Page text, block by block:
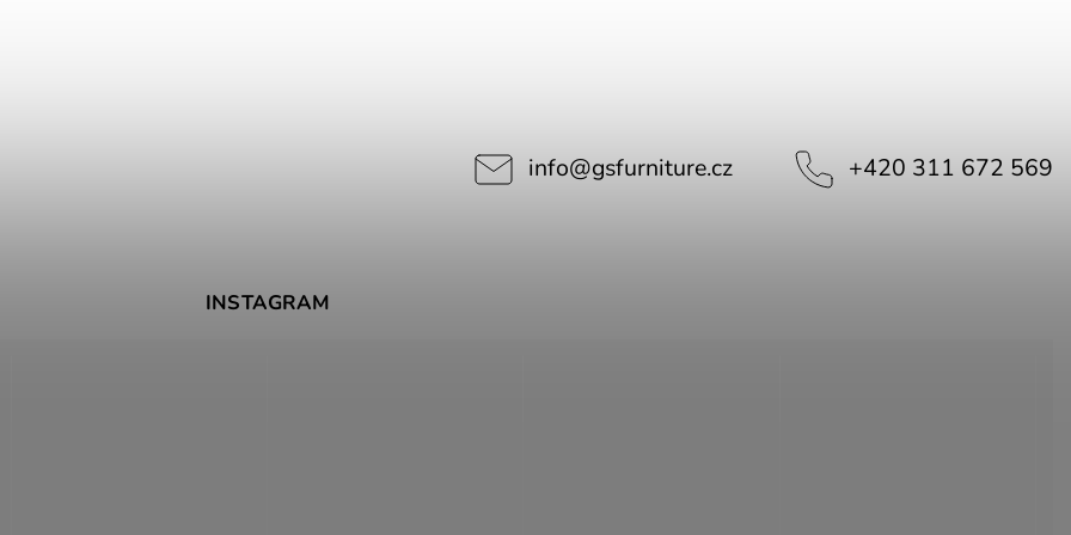
info@gsfurniture.cz +420 311 672 569
INSTAGRAM